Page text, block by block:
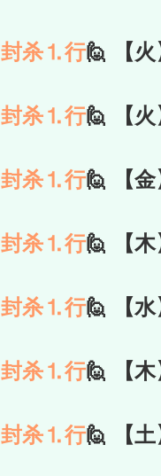
封杀⒈行🙋 【
封杀⒈行🙋 【
封杀⒈行🙋 【
封杀⒈行🙋 【
封杀⒈行🙋 【
封杀⒈行🙋 【
封杀⒈行🙋 【